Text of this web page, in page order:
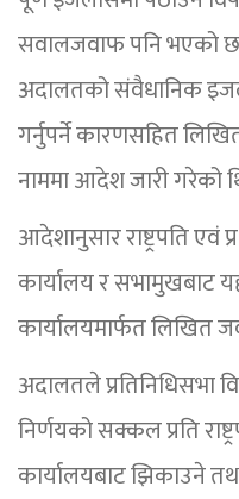
सवालजवाफ पनि भएको छ
अदालतको संवैधानिक
गर्नुपर्ने कारणसहित
नाममा आदेश जारी गरेको
आदेशानुसार राष्ट्रपति एवं
कार्यालय र सभामुखबाट
कार्यालयमार्फत
अदालतले प्रतिनिधिसभा
निर्णयको सक्कल प्रति
कार्यालयबाट झिकाउने